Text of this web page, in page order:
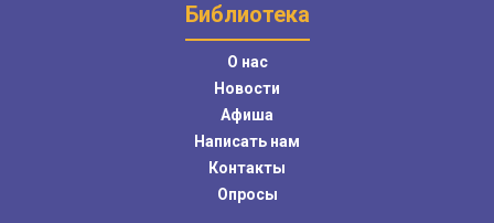
Библиотека
О нас
Новости
Афиша
Написать нам
Контакты
Опросы